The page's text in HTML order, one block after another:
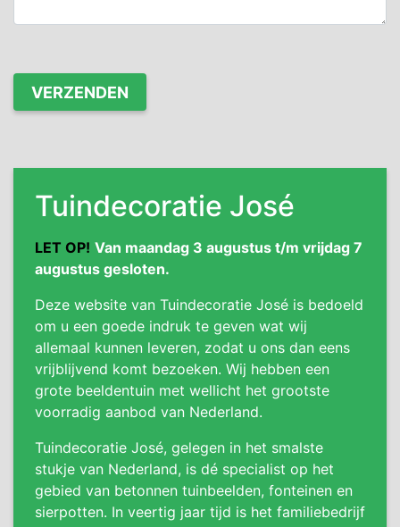
Tuindecoratie José
LET OP! Van maandag 3 augustus t/m vrijdag 7
augustus gesloten.
Deze website van Tuindecoratie José is bedoeld
om u een goede indruk te geven wat wij
allemaal kunnen leveren, zodat u ons dan eens
vrijblijvend komt bezoeken. Wij hebben een
grote beeldentuin met wellicht het grootste
voorradig aanbod van Nederland.
Tuindecoratie José, gelegen in het smalste
stukje van Nederland, is dé specialist op het
gebied van betonnen tuinbeelden, fonteinen en
sierpotten. In veertig jaar tijd is het familiebedrijf